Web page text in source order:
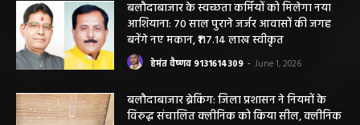
बलौदाबाजार के स्वच्छता कर्मियों को मिलेगा नया
आशियाना: 70 साल पुराने जर्जर आवासों की जगह
बनेंगे नए मकान, ₹117.14 लाख स्वीकृत
हेमंत वैष्णव 9131614309 - June 1, 2026
बलौदाबाजार ब्रेकिंग: जिला प्रशासन ने नियमों के
विरुद्ध संचालित क्लीनिक को किया सील, क्लीनिक